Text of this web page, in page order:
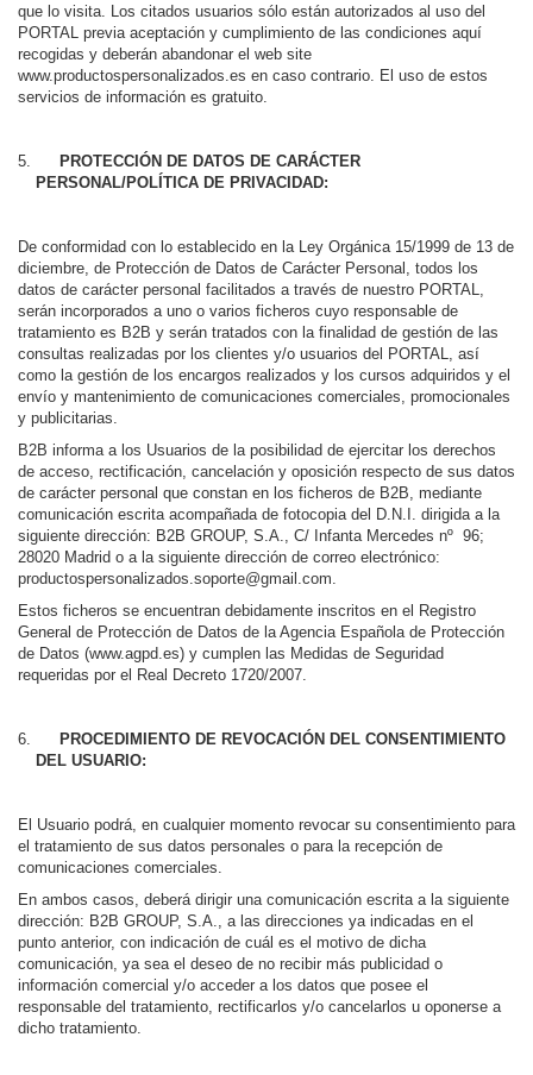
que lo visita. Los citados usuarios sólo están autorizados al uso del
PORTAL previa aceptación y cumplimiento de las condiciones aquí
recogidas y deberán abandonar el web site
www.productospersonalizados.es en caso contrario. El uso de estos
servicios de información es gratuito.
PROTECCIÓN DE DATOS DE CARÁCTER
PERSONAL/POLÍTICA DE PRIVACIDAD:
De conformidad con lo establecido en la Ley Orgánica 15/1999 de 13 de
diciembre, de Protección de Datos de Carácter Personal, todos los
datos de carácter personal facilitados a través de nuestro PORTAL,
serán incorporados a uno o varios ficheros cuyo responsable de
tratamiento es B2B y serán tratados con la finalidad de gestión de las
consultas realizadas por los clientes y/o usuarios del PORTAL, así
como la gestión de los encargos realizados y los cursos adquiridos y el
envío y mantenimiento de comunicaciones comerciales, promocionales
y publicitarias.
B2B informa a los Usuarios de la posibilidad de ejercitar los derechos
de acceso, rectificación, cancelación y oposición respecto de sus datos
de carácter personal que constan en los ficheros de B2B, mediante
comunicación escrita acompañada de fotocopia del D.N.I. dirigida a la
siguiente dirección: B2B GROUP, S.A., C/ Infanta Mercedes nº 96;
28020 Madrid o a la siguiente dirección de correo electrónico:
productospersonalizados.soporte@gmail.com.
Estos ficheros se encuentran debidamente inscritos en el Registro
General de Protección de Datos de la Agencia Española de Protección
de Datos (www.agpd.es) y cumplen las Medidas de Seguridad
requeridas por el Real Decreto 1720/2007.
PROCEDIMIENTO DE REVOCACIÓN DEL CONSENTIMIENTO
DEL USUARIO:
El Usuario podrá, en cualquier momento revocar su consentimiento para
el tratamiento de sus datos personales o para la recepción de
comunicaciones comerciales.
En ambos casos, deberá dirigir una comunicación escrita a la siguiente
dirección: B2B GROUP, S.A., a las direcciones ya indicadas en el
punto anterior, con indicación de cuál es el motivo de dicha
comunicación, ya sea el deseo de no recibir más publicidad o
información comercial y/o acceder a los datos que posee el
responsable del tratamiento, rectificarlos y/o cancelarlos u oponerse a
dicho tratamiento.